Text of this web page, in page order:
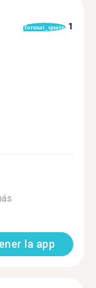
format_quote 1
la app